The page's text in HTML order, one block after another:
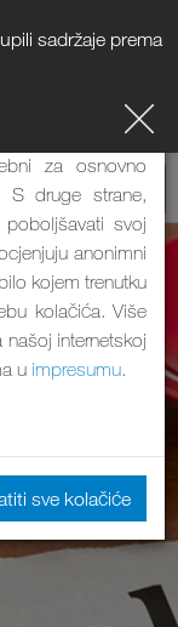
sadržaje prema
Oni imaju dvije
za osnovno
S druge strane,
svoj
anonimni
kojem trenutku
kolačića. Više
internetskoj
u impresumu.
sve kolačiće